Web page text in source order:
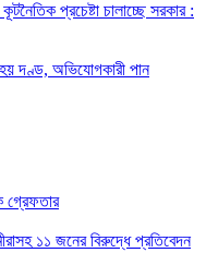
প্রচেষ্টা চালাচ্ছে সরকার :
দণ্ড, অভিযোগকারী পান
গ্রেফতার
১১ জনের বিরুদ্ধে প্রতিবেদন